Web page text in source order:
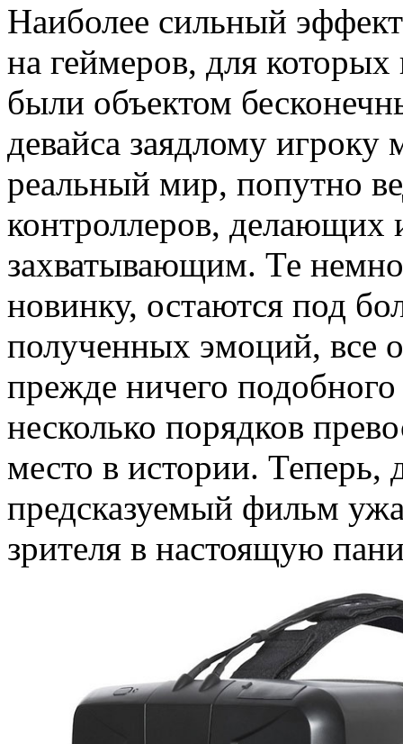
Наиболее сильный
на геймеров, для которых
были объектом
девайса заядлому игроку
реальный мир, попутно
контроллеров, делающих
захватывающим. Те
новинку, остаются под
полученных эмоций, все
прежде ничего
несколько порядков
место в истории.
предсказуемый фильм
зрителя в настоящую